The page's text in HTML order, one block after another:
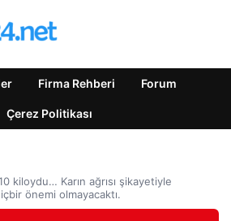
Firma Rehberi Forum
Çerez Politikası
kiloydu… Karın ağrısı şikayetiyle
önemi olmayacaktı.